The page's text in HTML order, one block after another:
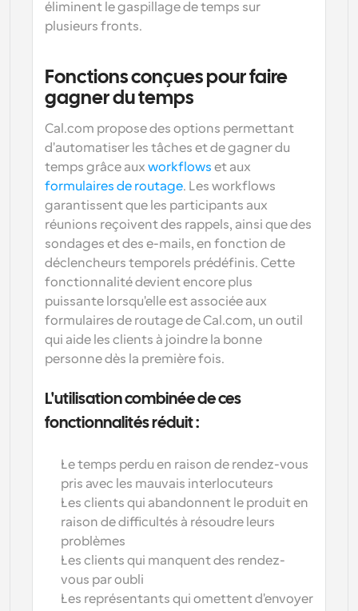
éliminent le gaspillage de temps sur
plusieurs fronts.
Fonctions conçues pour faire
gagner du temps
Cal.com propose des options permettant
d'automatiser les tâches et de gagner du
temps grâce aux workflows
formulaires de routage. Les workflows
garantissent que les participants aux
réunions reçoivent des rappels, ainsi que des
sondages et des e-mails, en fonction de
déclencheurs temporels prédéfinis. Cette
fonctionnalité devient encore plus
puissante lorsqu'elle est associée aux
formulaires de routage de Cal.com, un outil
qui aide les clients à joindre la bonne
personne dès la première fois.
L'utilisation combinée de ces
fonctionnalités réduit :
Le temps perdu en raison de rendez-vous
pris avec les mauvais interlocuteurs
Les clients qui abandonnent le produit en
raison de difficultés à résoudre leurs
problèmes
Les clients qui manquent des rendez-
vous par oubli
Les représentants qui omettent d'envoyer